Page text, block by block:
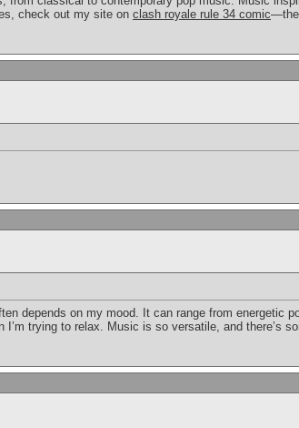
check out my site on clash royale rule 34 comic
depends on my mood. It can range from energetic
I’m trying to relax. Music is so versatile, and there’s